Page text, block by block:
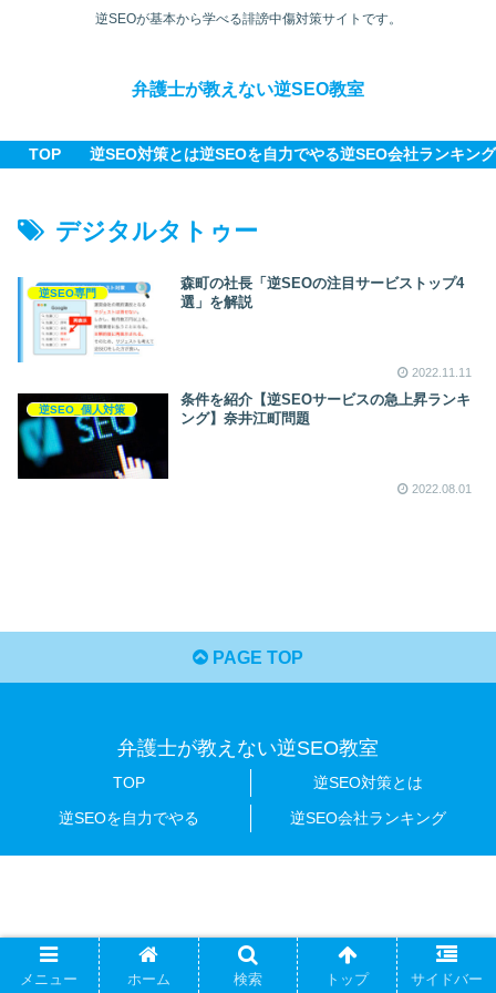
逆SEOが基本から学べる誹謗中傷対策サイトです。
弁護士が教えない逆SEO教室
TOP 逆SEO対策とは逆SEOを自力でやる逆SEO会社ランキング
デジタルタトゥー
逆SEO専門
森町の社長「逆SEOの注目サービストップ4
選」を解説
2022.11.11
逆SEO_個人対策
条件を紹介【逆SEOサービスの急上昇ランキ
ング】奈井江町問題
2022.08.01
PAGE TOP
弁護士が教えない逆SEO教室
TOP
逆SEO対策とは
逆SEOを自力でやる
逆SEO会社ランキング
メニュー ホーム 検索 トップ サイドバー